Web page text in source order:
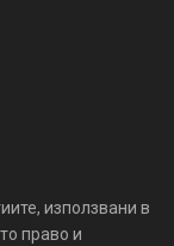
използвани в
право и